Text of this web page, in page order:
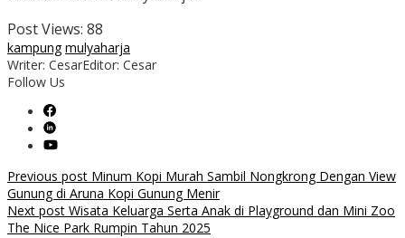
Post Views: 88
kampung mulyaharja
Writer: CesarEditor: Cesar
Follow Us
Post
navigation
Previous post Minum Kopi Murah Sambil Nongkrong Dengan View
Gunung di Aruna Kopi Gunung Menir
Next post Wisata Keluarga Serta Anak di Playground dan Mini Zoo
The Nice Park Rumpin Tahun 2025